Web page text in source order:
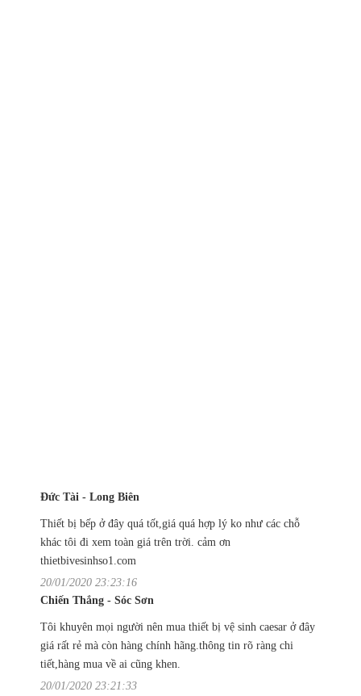
Đức Tài - Long Biên
Thiết bị bếp ở đây quá tốt,giá quá hợp lý ko như các chỗ
khác tôi đi xem toàn giá trên trời. cảm ơn
thietbivesinhso1.com
20/01/2020 23:23:16
Chiến Thắng - Sóc Sơn
Tôi khuyên mọi người nên mua thiết bị vệ sinh caesar ở đây
giá rất rẻ mà còn hàng chính hãng.thông tin rõ ràng chi
tiết,hàng mua về ai cũng khen.
20/01/2020 23:21:33